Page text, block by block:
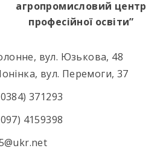
агропромисловий центр
професійної освіти”
вул. Юзькова, 48
вул. Перемоги, 37
371293
4159398